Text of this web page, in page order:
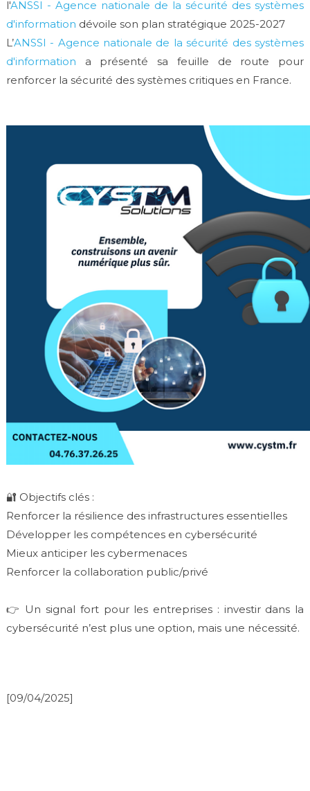
l'ANSSI - Agence nationale de la sécurité des systèmes
d'information dévoile son plan stratégique 2025-2027
L’ANSSI - Agence nationale de la sécurité des systèmes
d'information
a présenté sa feuille de route pour
renforcer la sécurité des systèmes critiques en France.
🔐 Objectifs clés :
Renforcer la résilience des infrastructures essentielles
Développer les compétences en cybersécurité
Mieux anticiper les cybermenaces
Renforcer la collaboration public/privé
👉 Un signal fort pour les entreprises : investir dans la
cybersécurité n’est plus une option, mais une nécessité.
[09/04/2025]